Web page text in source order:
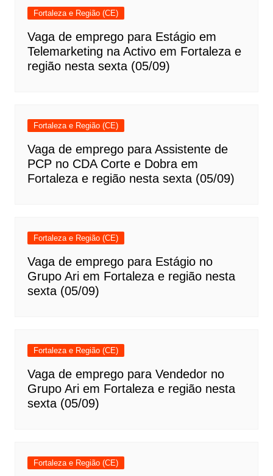
Fortaleza e Região (CE)
Vaga de emprego para Estágio em
Telemarketing na Activo em Fortaleza e
região nesta sexta (05/09)
Fortaleza e Região (CE)
Vaga de emprego para Assistente de
PCP no CDA Corte e Dobra em
Fortaleza e região nesta sexta (05/09)
Fortaleza e Região (CE)
Vaga de emprego para Estágio no
Grupo Ari em Fortaleza e região nesta
sexta (05/09)
Fortaleza e Região (CE)
Vaga de emprego para Vendedor no
Grupo Ari em Fortaleza e região nesta
sexta (05/09)
Fortaleza e Região (CE)